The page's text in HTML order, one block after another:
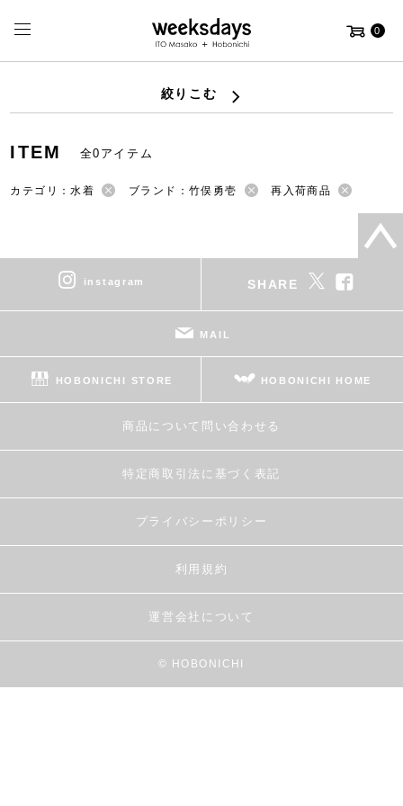
0
絞りこむ
ITEM 全0アイテム
カテゴリ：水着 ブランド：竹俣勇壱 再入荷商品
instagram SHARE
MAIL
HOBONICHI STORE HOBONICHI HOME
商品について問い合わせる
特定商取引法に基づく表記
プライバシーポリシー
利用規約
運営会社について
© HOBONICHI